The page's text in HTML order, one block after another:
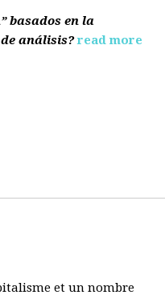
basados en la
análisis? read more
et un nombre